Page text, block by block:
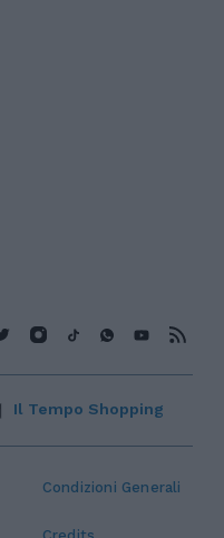
Condizioni Generali
Il Tempo Shopping